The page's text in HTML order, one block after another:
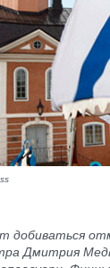
добиваться
Дмитрия